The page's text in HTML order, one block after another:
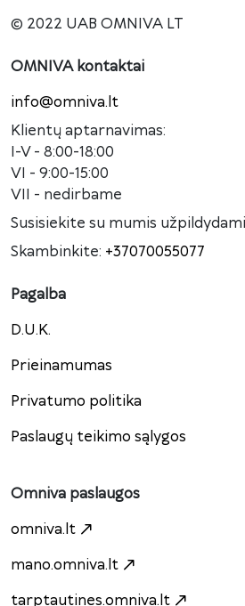
© 2022 UAB OMNIVA LT
OMNIVA kontaktai
info@omniva.lt
Klientų aptarnavimas:
I-V - 8:00-18:00
VI - 9:00-15:00
VII - nedirbame
Susisiekite su mumis užpildydami
Skambinkite: +37070055077
Pagalba
D.U.K.
Prieinamumas
Privatumo politika
Paslaugų teikimo sąlygos
Omniva paslaugos
omniva.lt
mano.omniva.lt
tarptautines.omniva.lt